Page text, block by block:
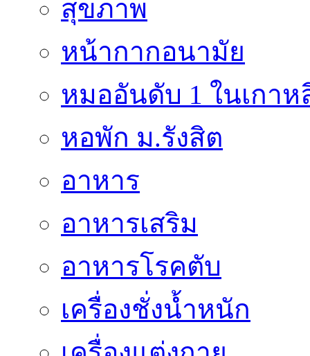
สุขภาพ
หน้ากากอนามัย
หมออันดับ 1 ในเกาห
หอพัก ม.รังสิต
อาหาร
อาหารเสริม
อาหารโรคตับ
เครื่องชั่งน้ำหนัก